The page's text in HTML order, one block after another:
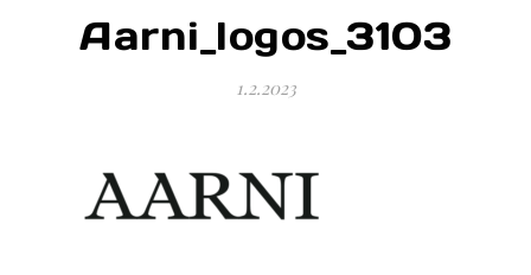
Aarni_logos_3103
1.2.2023